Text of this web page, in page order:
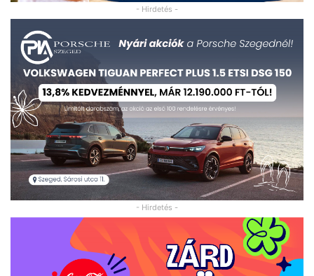
- Hirdetés -
- Hirdetés -